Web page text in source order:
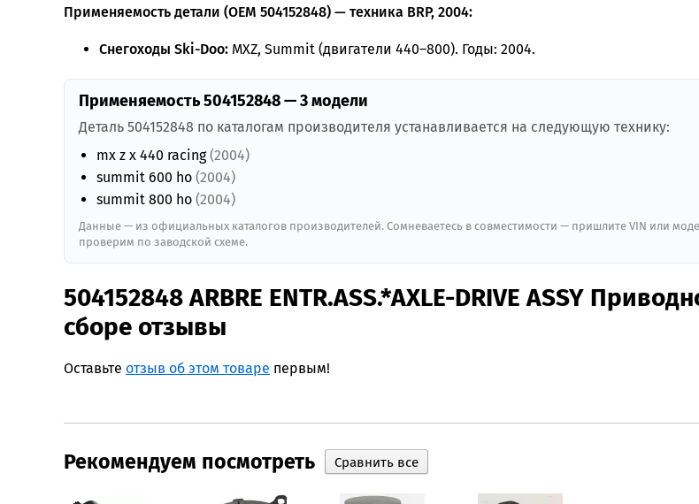
Применяемость детали (OEM 504152848) — техника BRP, 2004:
Снегоходы Ski-Doo: MXZ, Summit (двигатели 440–800). Годы: 2004.
Применяемость 504152848 — 3 модели
Деталь 504152848 по каталогам производителя устанавливается на следующую технику:
mx z x 440 racing(2004)
summit 600 ho (2004)
summit 800 ho (2004)
Данные — из официальных каталогов производителей. Сомневаетесь в совместимости — пришлите VIN или
проверим по заводской схеме.
504152848 ARBRE ENTR.ASS.*AXLE-DRIVE ASSY
сборе отзывы
Оставьте отзыв об этом товаре первым!
Рекомендуем посмотреть